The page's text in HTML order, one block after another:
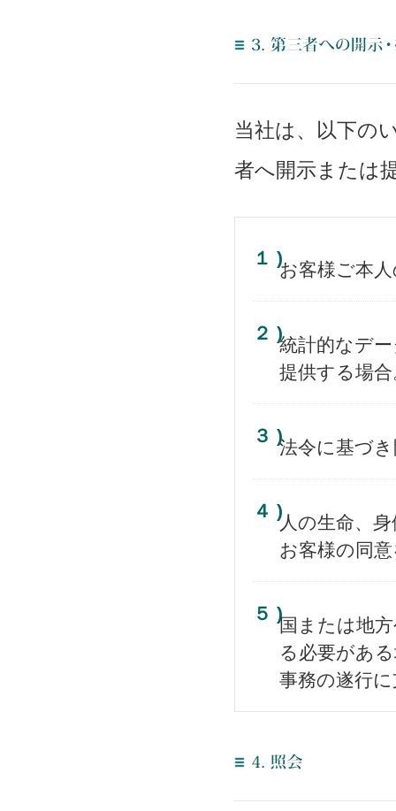
当社は、以下の
者へ開示または
１ )
お客様ご本
２ )
統計的なデ
提供する場合
３ )
法令に基づ
４ )
人の生命、
お客様の同
５ )
国または地
る必要があ
事務の遂行